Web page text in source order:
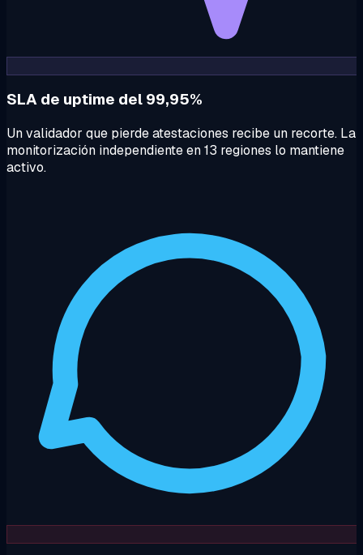
SLA de uptime del 99,95%
Un validador que pierde atestaciones recibe un recorte. La
monitorización independiente en 13 regiones lo mantiene
activo.